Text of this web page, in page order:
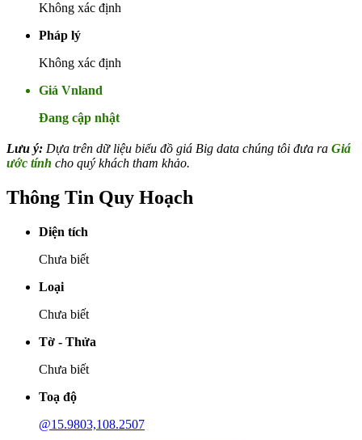
Không xác định
Pháp lý
Không xác định
Giá Vnland
Đang cập nhật
Lưu ý: Dựa trên dữ liệu biểu đồ giá Big data chúng tôi đưa ra Giá
ước tính cho quý khách tham khảo.
Thông Tin Quy Hoạch
Diện tích
Chưa biết
Loại
Chưa biết
Tờ - Thửa
Chưa biết
Toạ độ
@15.9803,108.2507